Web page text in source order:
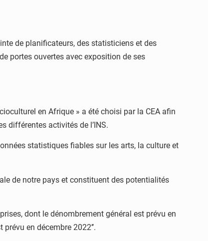
de planificateurs, des statisticiens et des
portes ouvertes avec exposition de ses
en Afrique » a été choisi par la CEA afin
différentes activités de l’INS.
statistiques fiables sur les arts, la culture et
de notre pays et constituent des potentialités
dont le dénombrement général est prévu en
en décembre 2022’’.